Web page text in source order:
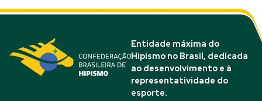
Entidade máxima do
Hipismo no Brasil, dedicada
ao desenvolvimento e à
representatividade do
esporte.